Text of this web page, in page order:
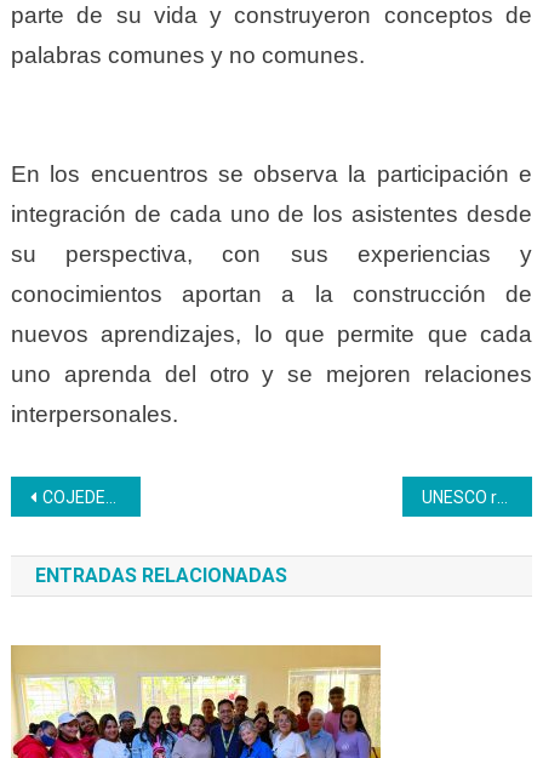
parte de su vida y construyeron conceptos de
palabras comunes y no comunes.
En los encuentros se observa la participación e
integración de cada uno de los asistentes desde
su perspectiva, con sus experiencias y
conocimientos aportan a la construcción de
nuevos aprendizajes, lo que permite que cada
uno aprenda del otro y se mejoren relaciones
interpersonales.
Navegación
de
entradas
COJEDES | Participantes se instruyen en temario sobre etica para la vida UNESCO ratifica su compromiso con el Inces
ENTRADAS RELACIONADAS